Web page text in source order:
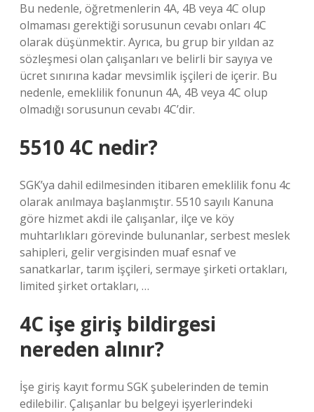
Bu nedenle, öğretmenlerin 4A, 4B veya 4C olup
olmaması gerektiği sorusunun cevabı onları 4C
olarak düşünmektir. Ayrıca, bu grup bir yıldan az
sözleşmesi olan çalışanları ve belirli bir sayıya ve
ücret sınırına kadar mevsimlik işçileri de içerir. Bu
nedenle, emeklilik fonunun 4A, 4B veya 4C olup
olmadığı sorusunun cevabı 4C’dir.
5510 4C nedir?
SGK’ya dahil edilmesinden itibaren emeklilik fonu 4c
olarak anılmaya başlanmıştır. 5510 sayılı Kanuna
göre hizmet akdi ile çalışanlar, ilçe ve köy
muhtarlıkları görevinde bulunanlar, serbest meslek
sahipleri, gelir vergisinden muaf esnaf ve
sanatkarlar, tarım işçileri, sermaye şirketi ortakları,
limited şirket ortakları, …
4C işe giriş bildirgesi
nereden alınır?
İşe giriş kayıt formu SGK şubelerinden de temin
edilebilir. Çalışanlar bu belgeyi işyerlerindeki